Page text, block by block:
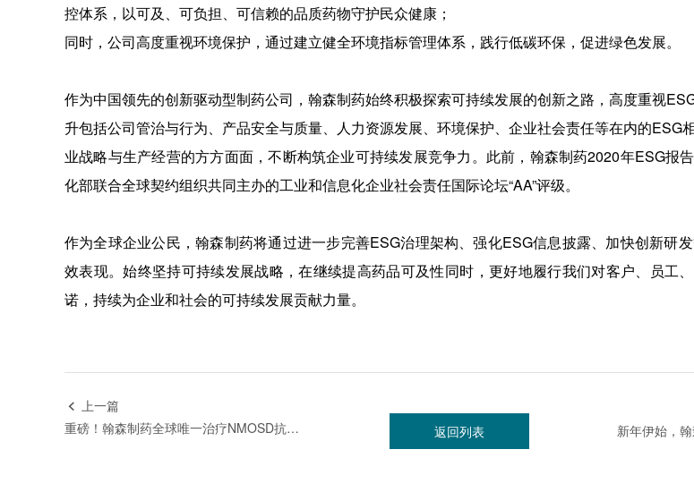
控体系，以可及、可负担、可信赖的品质药物守护民众健康；
同时，公司高度重视环境保护，通过建立健全环境指标管理体系，践行低碳环保，促进绿色发展。
作为中国领先的创新驱动型制药公司，翰森制药始终积极探索可持续发展的创新之路，高度重视
升包括公司管治与行为、产品安全与质量、人力资源发展、环境保护、企业社会责任等在内的ESG
业战略与生产经营的方方面面，不断构筑企业可持续发展竞争力。此前，翰森制药2020年ESG报
化部联合全球契约组织共同主办的工业和信息化企业社会责任国际论坛“AA”评级。
作为全球企业公民，翰森制药将通过进一步完善ESG治理架构、强化ESG信息披露、加快创新研
效表现。始终坚持可持续发展战略，在继续提高药品可及性同时，更好地履行我们对客户、员工
诺，持续为企业和社会的可持续发展贡献力量。
 上一篇
重磅！翰森制药全球唯一治疗NMOSD抗CD19单抗昕越®在华获批上市
新年伊始，
返回列表